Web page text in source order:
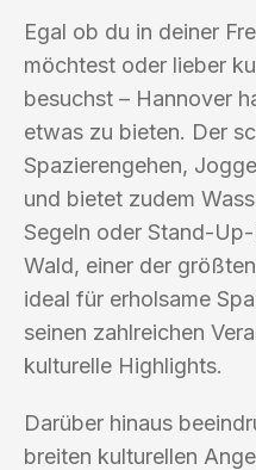
Egal ob du in deiner
möchtest oder lieber
besuchst – Hannover
etwas zu bieten. Der
Spazierengehen,
und bietet zudem
Segeln oder Stand-
Wald, einer der
ideal für erholsame
seinen zahlreichen
kulturelle Highlights.
Darüber hinaus
breiten kulturellen